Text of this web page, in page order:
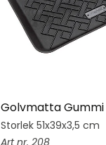
Golvmatta Gummi
Storlek 51x39x3,5 cm
208